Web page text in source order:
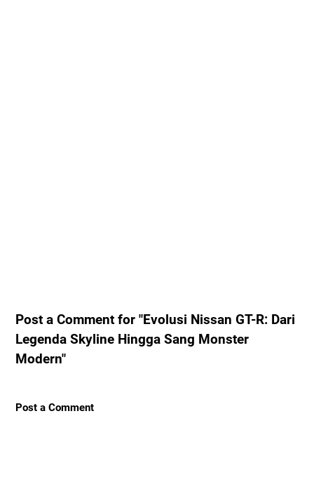
Post a Comment for "Evolusi Nissan GT-R: Dari
Legenda Skyline Hingga Sang Monster
Modern"
Post a Comment